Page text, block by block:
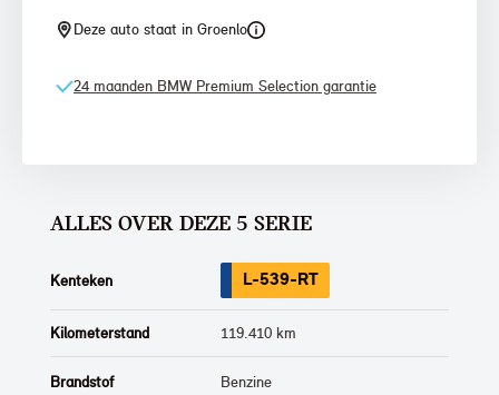
Deze auto staat in Groenlo
24 maanden BMW Premium Selection garantie
ALLES OVER DEZE 5 SERIE
Kenteken L-539-RT
Kilometerstand 119.410 km
Brandstof Benzine